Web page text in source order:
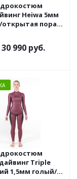
Heiwa 5мм
пора
30 990 руб.
Triple
1,5мм голый/